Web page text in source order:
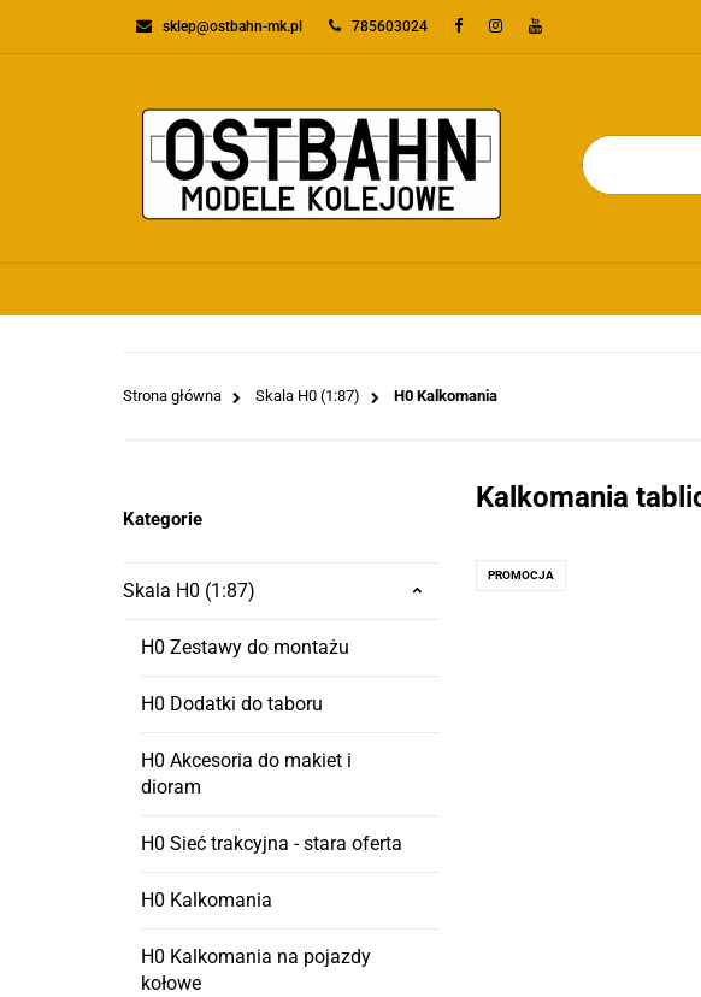
sklep@ostbahn-mk.pl 785603024
KATEGORIE PROMOCJE
Strona główna Skala H0 (1:87) H0 Kalkomania
Kategorie
Skala H0 (1:87)
H0 Zestawy do montażu
H0 Dodatki do taboru
H0 Akcesoria do makiet i
dioram
H0 Sieć trakcyjna - stara oferta
H0 Kalkomania
H0 Kalkomania na pojazdy
kołowe
Kalkomania
PROMOCJA